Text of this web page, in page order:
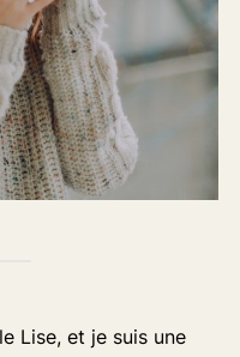
Lise, et je suis une